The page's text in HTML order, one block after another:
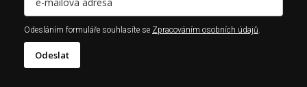
Odesláním formuláře souhlasíte se Zpracováním osobních údajů
Odeslat